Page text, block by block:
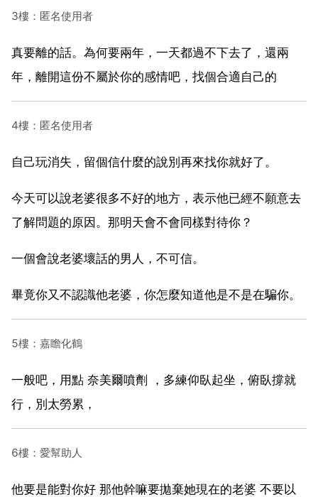
3樓：匿名使用者
真要離的話。為何要兩年，一天都過不下去了，還兩
年，離開這份不屬於你的感情吧，找個合適自己的
4樓：匿名使用者
自己玩消失，留個信什麼的說別再來找你就好了。
今天可以說老婆很多不好的地方，表示他已經不願意去
了解問題的原因。那明天會不會同樣對待你？
一個會說老婆壞話的男人，不可信。
畢竟你又不認識他老婆，你怎麼知道他是不是在騙你。
5樓：嘉瞻化鶴
一般吧，用點 奈美爾噴劑 ，多練仰臥起坐，俯臥撐就
行，別太勞累，
6樓：愛幫助人
他要是能對你好 那他幹嘛要拋棄她現在的老婆 不要以